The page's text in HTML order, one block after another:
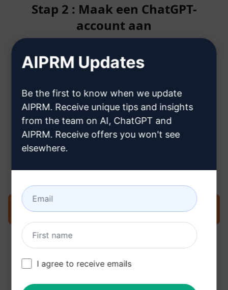
Stap 2 : Maak een ChatGPT-
account aan
Klik hier om te leren hoe je een
Stap 3: Gebruik de prompt in je
Probeer de prompt nu op ChatGPT
AIPRM Updates
Be the first to know when we update
AIPRM. Receive unique tips and insights
from the team on AI, ChatGPT and
AIPRM. Receive offers you won't see
elsewhere.
I agree to receive emails